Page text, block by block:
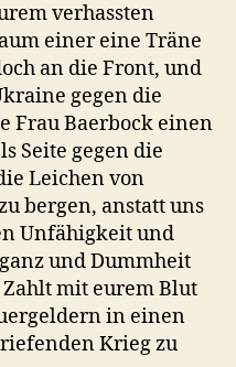
verhassten
einer eine Träne
an die Front, und
gegen die
Frau Baerbock einen
Seite gegen die
Leichen von
bergen, anstatt uns
Unfähigkeit und
und Dummheit
mit eurem Blut
in einen
Krieg zu